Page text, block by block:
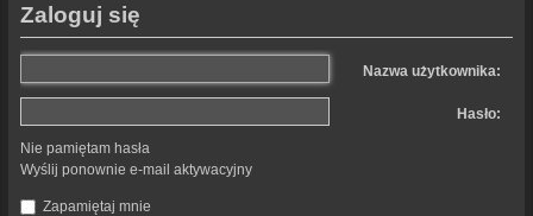
Zaloguj się
Nazwa użytkownika:
Hasło:
Nie pamiętam hasła
Wyślij ponownie e-mail aktywacyjny
Zapamiętaj mnie